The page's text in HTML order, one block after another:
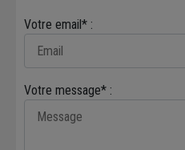
Votre email* :
Votre message* :